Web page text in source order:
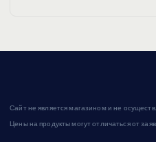
Сайт не является магазином и не
Цены на продукты могут отличаться от